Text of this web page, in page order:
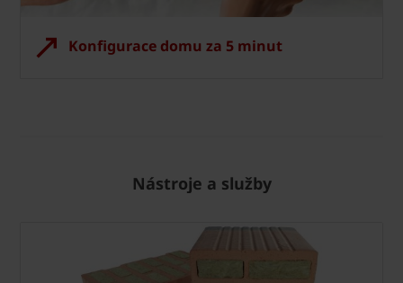
Konfigurace domu za 5 minut
Nástroje a služby